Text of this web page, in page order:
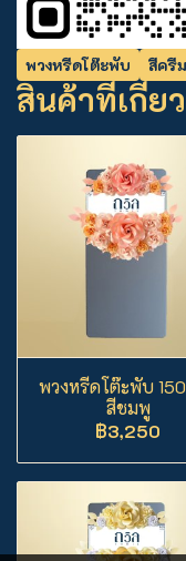
พวงหรีดโต๊ะพับ สีครีม
สินค้าที่เกี่ย
พวงหรีดโต๊ะพับ
สีชมพู
฿3,250